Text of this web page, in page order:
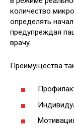
количество
определять
предупреждая
врачу.
Преимущества